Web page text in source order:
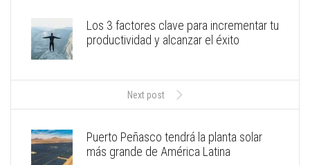
Los 3 factores clave para incrementar tu
productividad y alcanzar el éxito
Next post
Puerto Peñasco tendrá la planta solar
más grande de América Latina